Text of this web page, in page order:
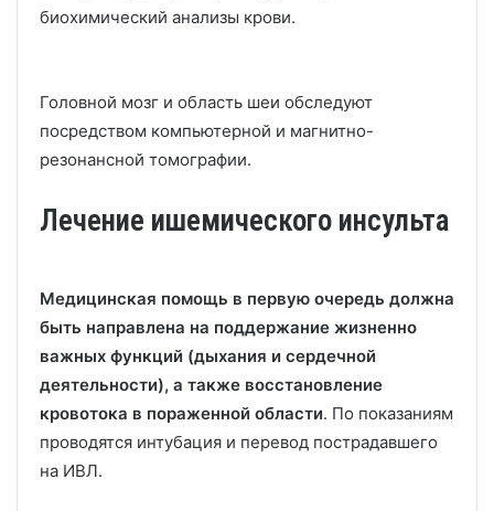
биохимический анализы крови.
Головной мозг и область шеи обследуют
посредством компьютерной и магнитно-
резонансной томографии.
Лечение ишемического инсульта
Медицинская помощь в первую очередь должна
быть направлена на поддержание жизненно
важных функций (дыхания и сердечной
деятельности), а также восстановление
кровотока в пораженной области. По показаниям
проводятся интубация и перевод пострадавшего
на ИВЛ.